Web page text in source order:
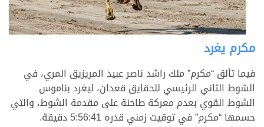
مكرم يغرد
فيما تألق “مكرم” ملك راشد ناصر عبيد المريزيق المري، في
الشوط الثاني الرئيسي للحقايق قعدان، ليغرد بناموس
الشوط القوي بعدم معركة طاحنة على مقدمة الشوط، والتي
حسمها “مكرم” في توقيت زمني قدره 5:56:41 دقيقة.